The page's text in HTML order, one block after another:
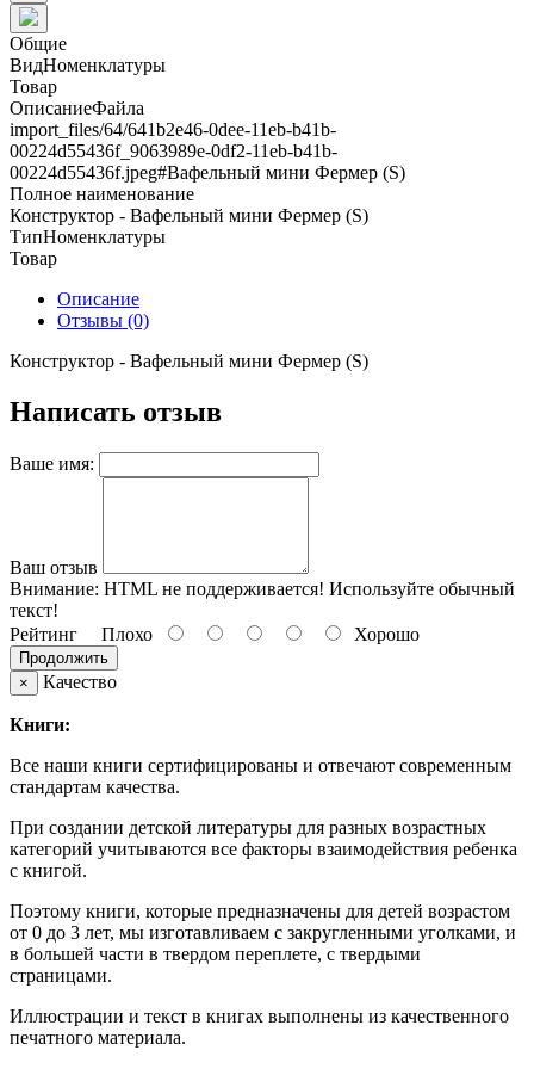
Общие
ВидНоменклатуры
Товар
ОписаниеФайла
import_files/64/641b2e46-0dee-11eb-b41b-
00224d55436f_9063989e-0df2-11eb-b41b-
00224d55436f.jpeg#Вафельный мини Фермер (S)
Полное наименование
Конструктор - Вафельный мини Фермер (S)
ТипНоменклатуры
Товар
Описание
Отзывы (0)
Конструктор - Вафельный мини Фермер (S)
Написать отзыв
Ваше имя:
Ваш отзыв
Внимание: HTML не поддерживается! Используйте обычный
текст!
Рейтинг Плохо Хорошо
Продолжить
×
Качество
Книги:
Все наши книги сертифицированы и отвечают современным
стандартам качества.
При создании детской литературы для разных возрастных
категорий учитываются все факторы взаимодействия ребенка
с книгой.
Поэтому книги, которые предназначены для детей возрастом
от 0 до 3 лет, мы изготавливаем с закругленными уголками, и
в большей части в твердом переплете, с твердыми
страницами.
Иллюстрации и текст в книгах выполнены из качественного
печатного материала.